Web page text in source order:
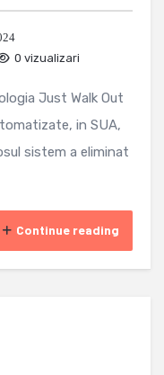
0 vizualizari
Just Walk Out
in SUA,
sistem a eliminat
Continue reading